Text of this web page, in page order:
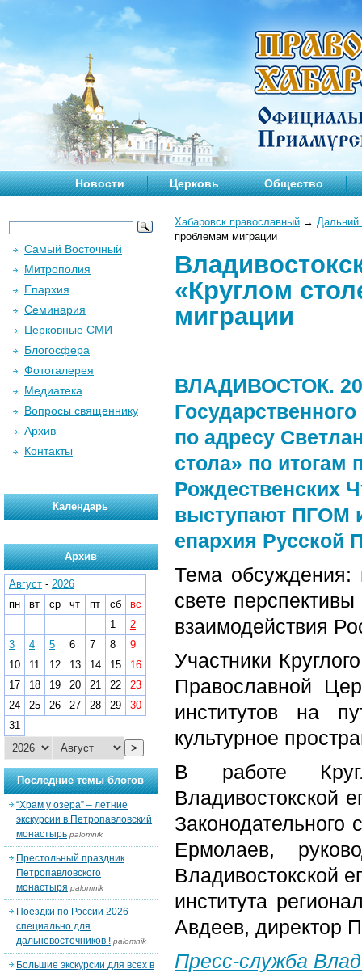
Новости Церковь Общество
Хабаровск православный → Дальний
проблемам миграции
«Круглом
миграции
ВЛАДИВОСТОК.
по адресу
стола» по
Рождественских
выступают ПГОМ
епархия Русской
Тема обсуждения:
свете
взаимодействия
Участники
Православной
институтов на
культурное
В работе
Владивостокской
Ермолаев,
Владивостокской
института
Авдеев, директор
Пресс-служба
Самый Восточный
Митрополия
Епархия
Семинария
Церковные СМИ
Блогосфера
Фотогалерея
Медиатека
Вопросы священнику
Архив
Контакты
Календарь
Архив
Август - 2026
пн
вт ср чт пт сб
вс
1
2
3
4 5 6 7 8
9
10
11 12 13 14 15
16
17
18 19 20 21 22
23
24
25 26 27 28 29
30
31
>
Последние темы блогов
“Храм у озера” – летние
экскурсии в Петропавловский
монастырь palomnik
Престольный праздник
Петропавловского
монастыря palomnik
Поездки по России 2026 –
специально для
дальневосточников ! palomnik
Большие экскурсии для всех в